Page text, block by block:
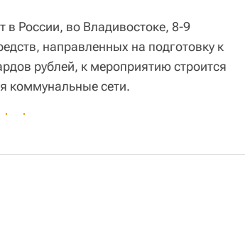
России, во Владивостоке, 8-9
направленных на подготовку к
рублей, к мероприятию строится
коммунальные сети.